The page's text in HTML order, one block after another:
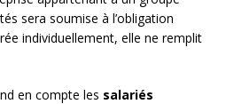
sera soumise à l’obligation
individuellement, elle ne remplit
en compte les salariés